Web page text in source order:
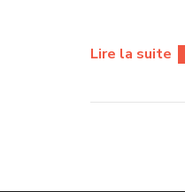
Lire la suite